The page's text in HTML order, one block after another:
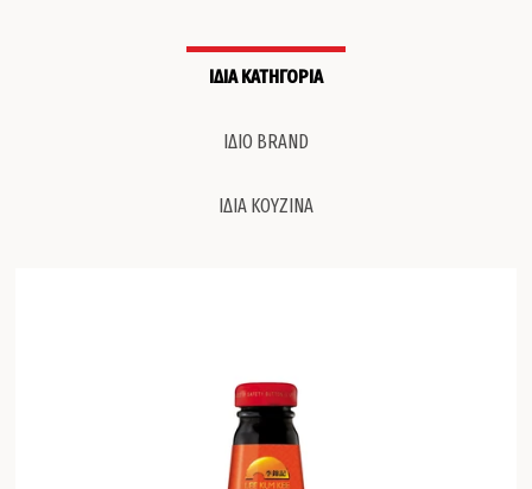
ΙΔΙΑ ΚΑΤΗΓΟΡΙΑ
ΙΔΙΟ BRAND
ΙΔΙΑ ΚΟΥΖΙΝΑ